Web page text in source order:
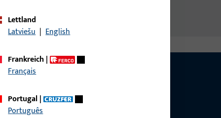
Lettland
Latviešu | English
Frankreich|
Français
Portugal|
Português